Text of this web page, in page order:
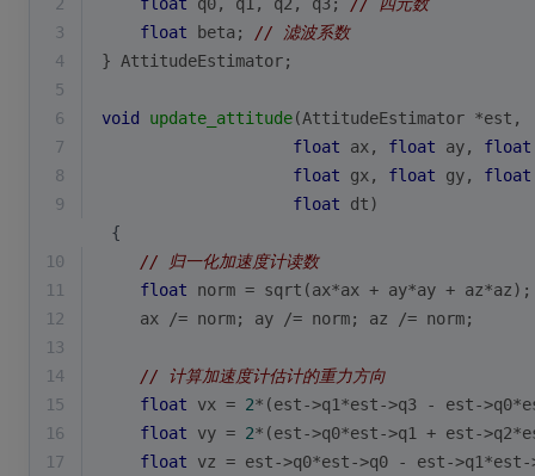
3
float beta; // 滤波系数
4
} AttitudeEstimator;
5
6
void update_attitude(AttitudeEstimator *est,
7
float ax, float ay, float
8
float gx, float gy, float
9
float dt)
{
10
// 归一化加速度计读数
11
float norm = sqrt (ax*ax + ay*ay + az*az);
12
    ax /= norm; ay /= norm; az /= norm;
13
14
// 计算加速度计估计的重力方向
15
float vx = 2*(est->q1*est->q3 - est-
16
float vy = 2*(est->q0*est->q1 + est-
17
float vz = est->q0*est->q0 - est-